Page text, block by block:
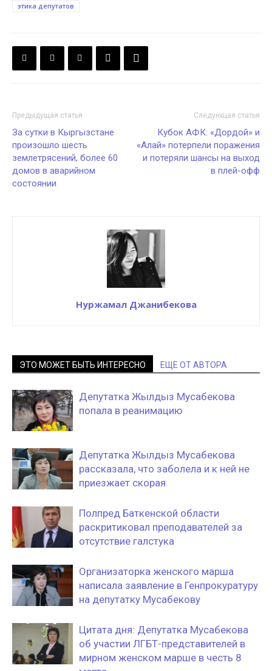
этика депутатов
Предыдущая статья
За сутки в Кыргызстане
произошло шесть
землетрясений, более 60
домов в аварийном
состоянии
Следующая статья
Кубок АФК: «Дордой» и
«Алай» потерпели поражения
и потеряли шансы на выход
в плей-офф
Нуржамал Джанибекова
ЭТО МОЖЕТ БЫТЬ ИНТЕРЕСНО ЕЩЕ ОТ АВТОРА
Депутатка Жылдыз Мусабекова
попала в реанимацию
Депутатка Жылдыз Мусабекова
рассказала, что заболела и к ней не
приезжает скорая
Полпред Баткенской области
раскритиковал преподавателей за
отсутствие галстука
Организаторка женского марша
написала заявление в Генпрокуратуру
на депутатку Мусабекову
Цитата дня: Депутатка Мусабекова
об участии ЛГБТ-представителей в
мирном женском марше в честь 8